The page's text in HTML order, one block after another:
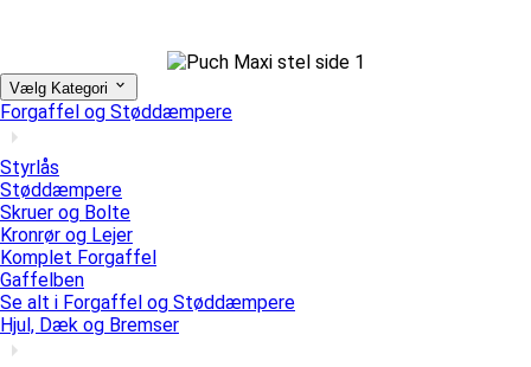
Vælg Kategori
Forgaffel og Støddæmpere
Styrlås
Støddæmpere
Skruer og Bolte
Kronrør og Lejer
Komplet Forgaffel
Gaffelben
Se alt i Forgaffel og Støddæmpere
Hjul, Dæk og Bremser